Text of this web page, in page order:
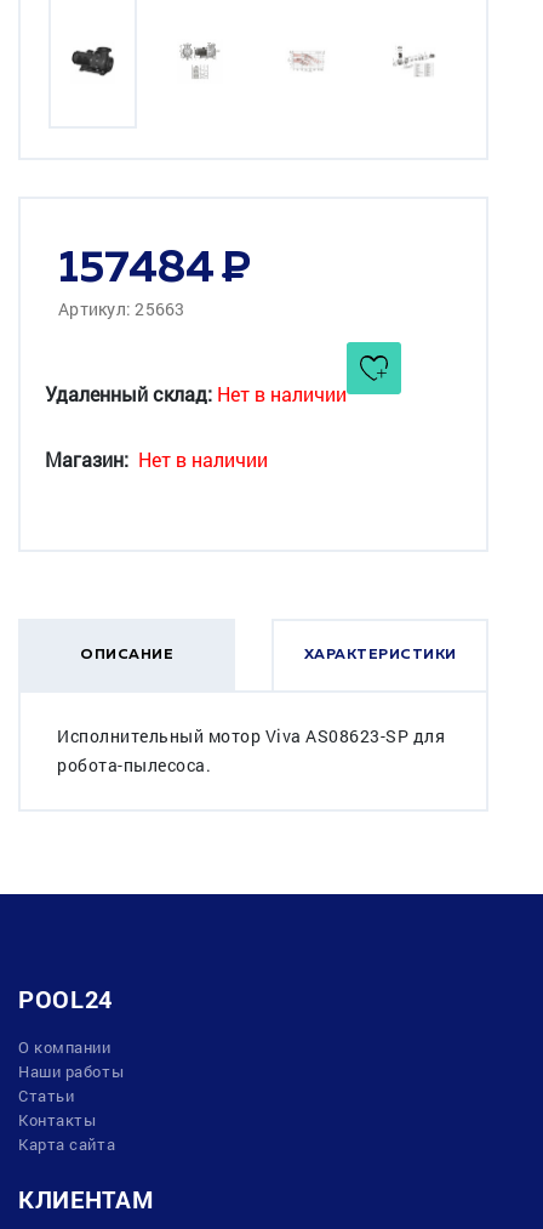
157484
Артикул: 25663
Удаленный склад: Нет в наличии
Магазин: Нет в наличии
ОПИСАНИЕ ХАРАКТЕРИСТИКИ
Исполнительный мотор Viva AS08623-SP для
робота-пылесоса.
POOL24
О компании
Наши работы
Статьи
Контакты
Карта сайта
КЛИЕНТАМ